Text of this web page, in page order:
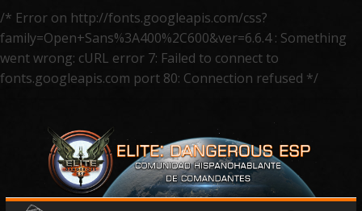
/* Error on http://fonts.googleapis.com/css?
family=Open+Sans%3A400%2C600&ver=6.6.4 : Something
went wrong: cURL error 7: Failed to connect to
fonts.googleapis.com port 80: Connection refused */